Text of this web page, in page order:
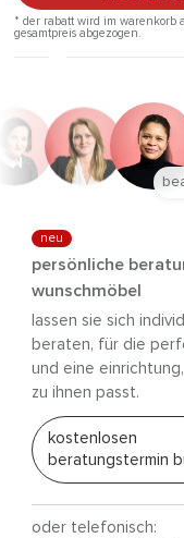
* der rabatt wird im warenkorb
gesamtpreis abgezogen.
neu
persönliche
wunschmöbel
lassen sie sich
beraten, für die
und eine
zu ihnen passt.
kostenlosen
beratungstermin
oder telefonisch: